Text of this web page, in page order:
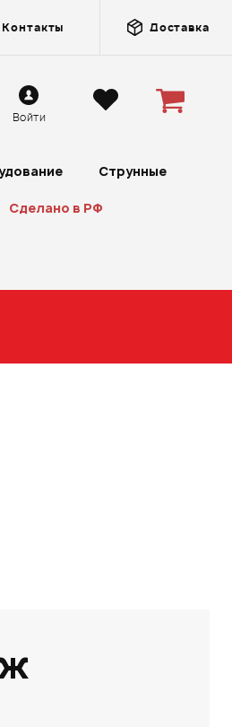
Контакты Доставка
Войти
Струнные
Сделано в РФ